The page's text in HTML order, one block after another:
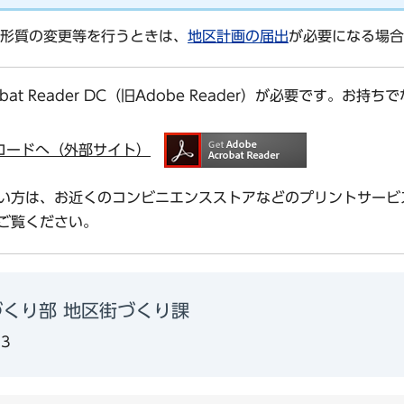
質の変更等を行うときは、 地区計画の届出が必要になる場
Reader DC（旧Adobe Reader）が必要です。お持ちで
ドへ（外部サイト）
方は、お近くのコンビニエンスストアなどのプリントサー
覧ください。
り部 地区街づくり課